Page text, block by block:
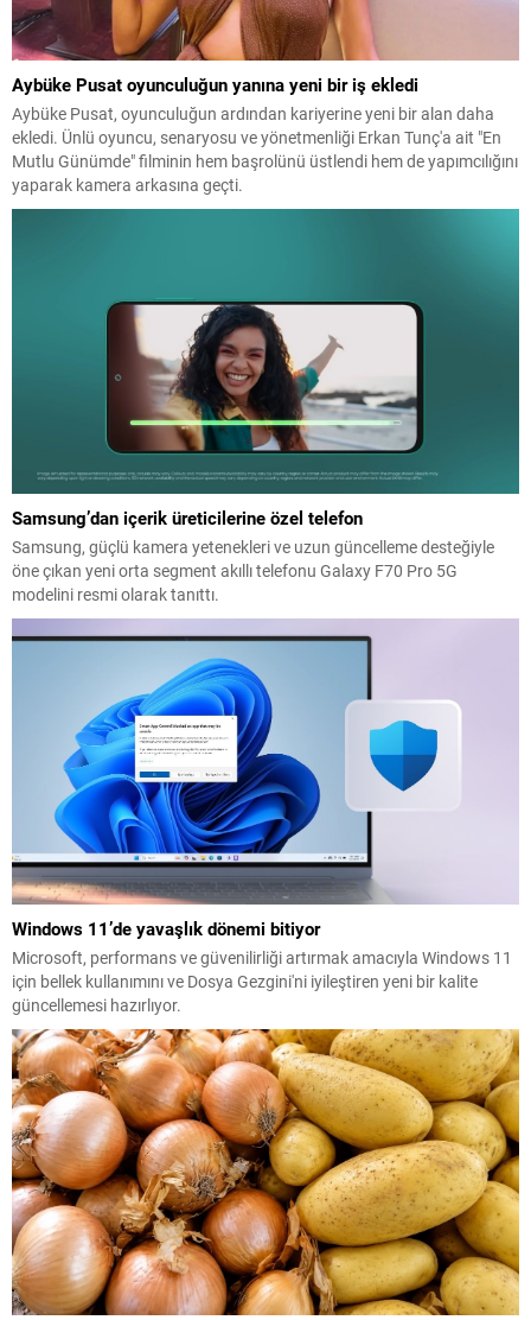
Aybüke Pusat oyunculuğun yanına yeni bir iş ekledi
Aybüke Pusat, oyunculuğun ardından kariyerine yeni bir alan daha
ekledi. Ünlü oyuncu, senaryosu ve yönetmenliği Erkan Tunç'a ait "En
Mutlu Günümde" filminin hem başrolünü üstlendi hem de yapımcılığını
yaparak kamera arkasına geçti.
Samsung’dan içerik üreticilerine özel telefon
Samsung, güçlü kamera yetenekleri ve uzun güncelleme desteğiyle
öne çıkan yeni orta segment akıllı telefonu Galaxy F70 Pro 5G
modelini resmi olarak tanıttı.
Windows 11’de yavaşlık dönemi bitiyor
Microsoft, performans ve güvenilirliği artırmak amacıyla Windows 11
için bellek kullanımını ve Dosya Gezgini'ni iyileştiren yeni bir kalite
güncellemesi hazırlıyor.